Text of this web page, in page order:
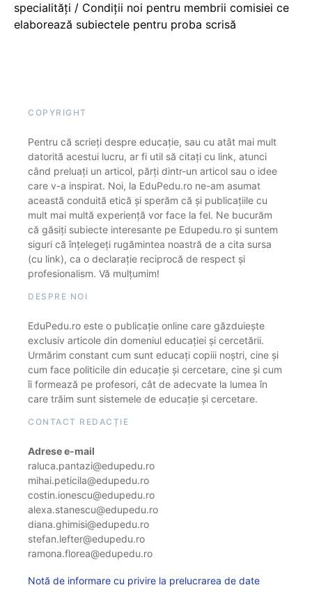
specialități / Condiții noi pentru membrii comisiei ce
elaborează subiectele pentru proba scrisă
COPYRIGHT
Pentru că scrieți despre educație, sau cu atât mai mult
datorită acestui lucru, ar fi util să citați cu link, atunci
când preluați un articol, părți dintr-un articol sau o idee
care v-a inspirat. Noi, la EduPedu.ro ne-am asumat
această conduită etică și sperăm că și publicațiile cu
mult mai multă experiență vor face la fel. Ne bucurăm
că găsiți subiecte interesante pe Edupedu.ro și suntem
siguri că înțelegeți rugămintea noastră de a cita sursa
(cu link), ca o declarație reciprocă de respect și
profesionalism. Vă mulțumim!
DESPRE NOI
EduPedu.ro este o publicație online care găzduiește
exclusiv articole din domeniul educației și cercetării.
Urmărim constant cum sunt educați copiii noștri, cine și
cum face politicile din educație și cercetare, cine și cum
îi formează pe profesori, cât de adecvate la lumea în
care trăim sunt sistemele de educație și cercetare.
CONTACT REDACȚIE
Adrese e-mail
raluca.pantazi@edupedu.ro
mihai.peticila@edupedu.ro
costin.ionescu@edupedu.ro
alexa.stanescu@edupedu.ro
diana.ghimisi@edupedu.ro
stefan.lefter@edupedu.ro
ramona.florea@edupedu.ro
Notă de informare cu privire la prelucrarea de date